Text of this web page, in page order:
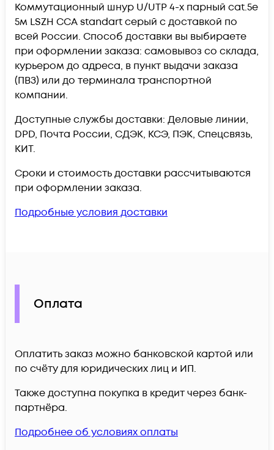
Коммутационный шнур U/UTP 4-х парный cat.5e
5м LSZH CCA standart серый c доставкой по
всей России. Способ доставки вы выбираете
при оформлении заказа: самовывоз со склада,
курьером до адреса, в пункт выдачи заказа
(ПВЗ) или до терминала транспортной
компании.
Доступные службы доставки: Деловые линии,
DPD, Почта России, СДЭК, КСЭ, ПЭК, Спецсвязь,
КИТ.
Сроки и стоимость доставки рассчитываются
при оформлении заказа.
Подробные условия доставки
Оплата
Оплатить заказ можно банковской картой или
по счёту для юридических лиц и ИП.
Также доступна покупка в кредит через банк-
партнёра.
Подробнее об условиях оплаты